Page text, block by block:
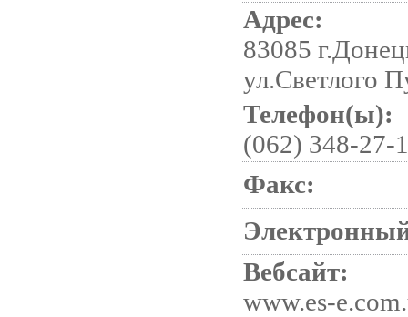
Адрес:
83085
ул.Светлого
Телефон(ы):
(062) 348-27-
Факс:
Вебсайт:
www.es-